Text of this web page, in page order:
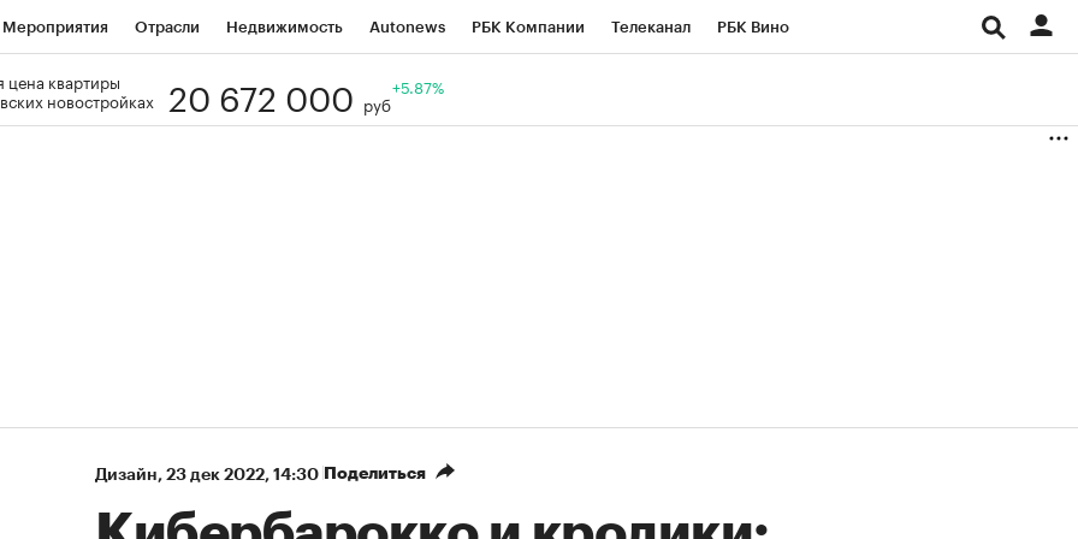
Мероприятия Отрасли Недвижимость Autonews РБК Компании Телеканал РБК Вино
Визионеры
цена квартиры
новостройках
20 672 000 руб
+5.87%
Дизайн⁠, 23 дек 2022, 14:30 Поделиться